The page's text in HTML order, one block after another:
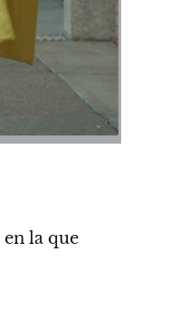
en la que